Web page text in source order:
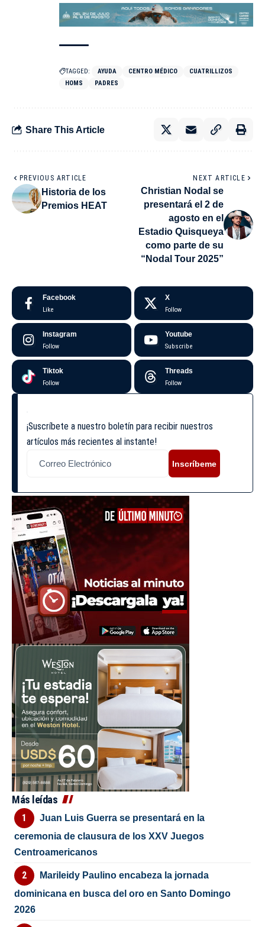
TAGGED: AYUDA CENTRO MÉDICO
CUATRILLIZOS
HOMS
PADRES
Share This Article
PREVIOUS ARTICLE
Historia de los
Premios HEAT
NEXT ARTICLE
Christian Nodal se
presentará el 2 de
agosto en el
Estadio Quisqueya
como parte de su
“Nodal Tour 2025”
Facebook
Like
X
Follow
Instagram
Follow
Youtube
Subscribe
Tiktok
Follow
Threads
Follow
¡Suscríbete a nuestro boletín para recibir nuestros
artículos más recientes al instante!
Inscríbeme
Más leídas
Juan Luis Guerra se presentará en la
ceremonia de clausura de los XXV Juegos
Centroamericanos
Marileidy Paulino encabeza la jornada
dominicana en busca del oro en Santo Domingo
2026